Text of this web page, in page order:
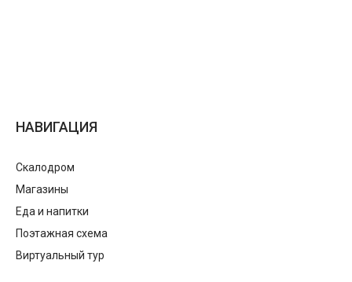
НАВИГАЦИЯ
Скалодром
Магазины
Еда и напитки
Поэтажная схема
Виртуальный тур